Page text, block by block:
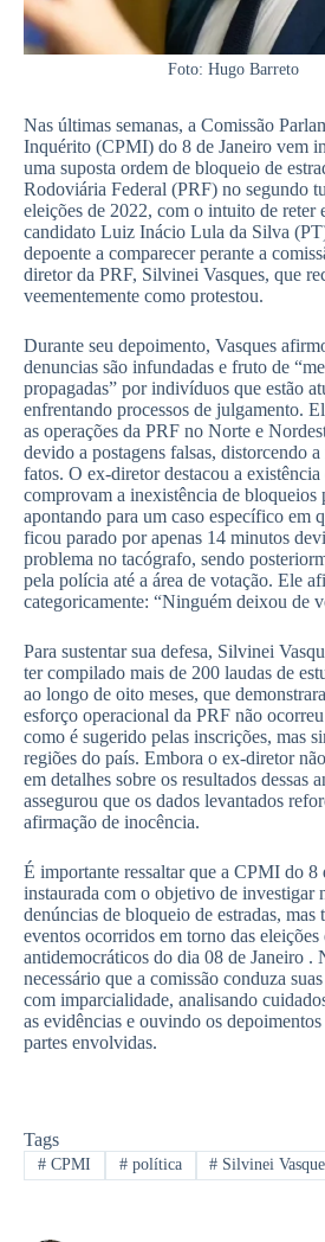
Foto: Hugo Barreto
Nas últimas semanas, a Comissão
Inquérito (CPMI) do 8 de Janeiro vem
uma suposta ordem de bloqueio de
Rodoviária Federal (PRF) no segundo
eleições de 2022, com o intuito de reter
candidato Luiz Inácio Lula da Silva
depoente a comparecer perante a
diretor da PRF, Silvinei Vasques, que
veementemente como protestou.
Durante seu depoimento, Vasques
denuncias são infundadas e fruto de
propagadas” por indivíduos que estão
enfrentando processos de julgamento.
as operações da PRF no Norte e
devido a postagens falsas, distorcendo
fatos. O ex-diretor destacou a existência
comprovam a inexistência de bloqueios
apontando para um caso específico em
ficou parado por apenas 14 minutos
problema no tacógrafo, sendo
pela polícia até a área de votação. Ele
categoricamente: “Ninguém deixou de
Para sustentar sua defesa, Silvinei
ter compilado mais de 200 laudas de
ao longo de oito meses, que
esforço operacional da PRF não
como é sugerido pelas inscrições, mas
regiões do país. Embora o ex-diretor
em detalhes sobre os resultados dessas
assegurou que os dados levantados
afirmação de inocência.
É importante ressaltar que a CPMI do 8
instaurada com o objetivo de investigar
denúncias de bloqueio de estradas, mas
eventos ocorridos em torno das eleições
antidemocráticos do dia 08 de Janeiro .
necessário que a comissão conduza
com imparcialidade, analisando
as evidências e ouvindo os depoimentos
partes envolvidas.
Tags
#CPMI #política # Silvinei